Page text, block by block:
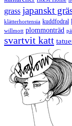
grass japanskt
klätterhortensia kuddfodral
willmott plommonträd
svartvit katt